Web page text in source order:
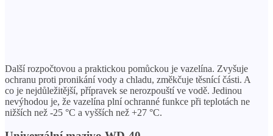
Další rozpočtovou a praktickou pomůckou je vazelína. Zvyšuje
ochranu proti pronikání vody a chladu, změkčuje těsnící části. A
co je nejdůležitější, přípravek se nerozpouští ve vodě. Jedinou
nevýhodou je, že vazelína plní ochranné funkce při teplotách ne
nižších než -25 °C a vyšších než +27 °C.